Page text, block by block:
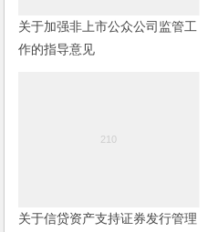
关于加强非上市公众公司监管工
作的指导意见
关于信贷资产支持证券发行管理